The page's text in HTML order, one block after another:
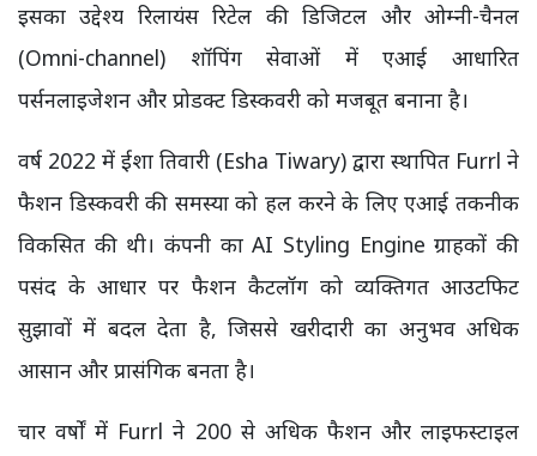
इसका उद्देश्य रिलायंस रिटेल की डिजिटल और ओम्नी-चैनल
(Omni-channel) शॉपिंग सेवाओं में एआई आधारित
पर्सनलाइजेशन और प्रोडक्ट डिस्कवरी को मजबूत बनाना है।
वर्ष 2022 में ईशा तिवारी (Esha Tiwary) द्वारा स्थापित Furrl ने
फैशन डिस्कवरी की समस्या को हल करने के लिए एआई तकनीक
विकसित की थी। कंपनी का AI Styling Engine ग्राहकों की
पसंद के आधार पर फैशन कैटलॉग को व्यक्तिगत आउटफिट
सुझावों में बदल देता है, जिससे खरीदारी का अनुभव अधिक
आसान और प्रासंगिक बनता है।
चार वर्षों में Furrl ने 200 से अधिक फैशन और लाइफस्टाइल